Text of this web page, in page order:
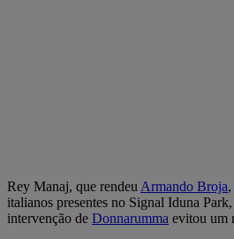
Rey Manaj, que rendeu Armando Broja
italianos presentes no Signal Iduna
intervenção de Donnarumma evitou um